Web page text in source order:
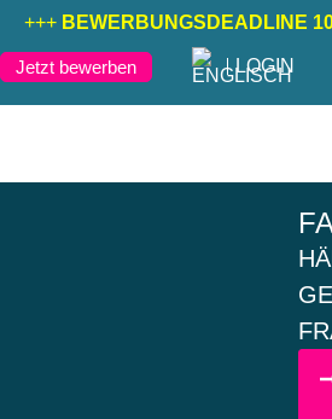
+++ BEWERBUNGSDEADLINE
Jetzt bewerben LOGIN